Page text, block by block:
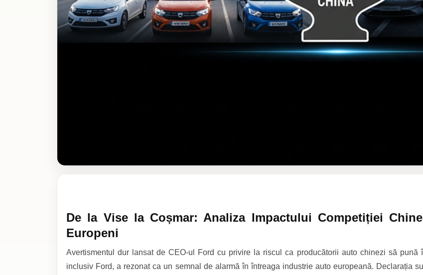
De la Vise la Coșmar: Analiza Impactului Competiției
Europeni
Avertismentul dur lansat de CEO-ul Ford cu privire la riscul ca producătorii auto chinezi să pună
inclusiv Ford, a rezonat ca un semnal de alarmă în întreaga industrie auto europeană. Declarația